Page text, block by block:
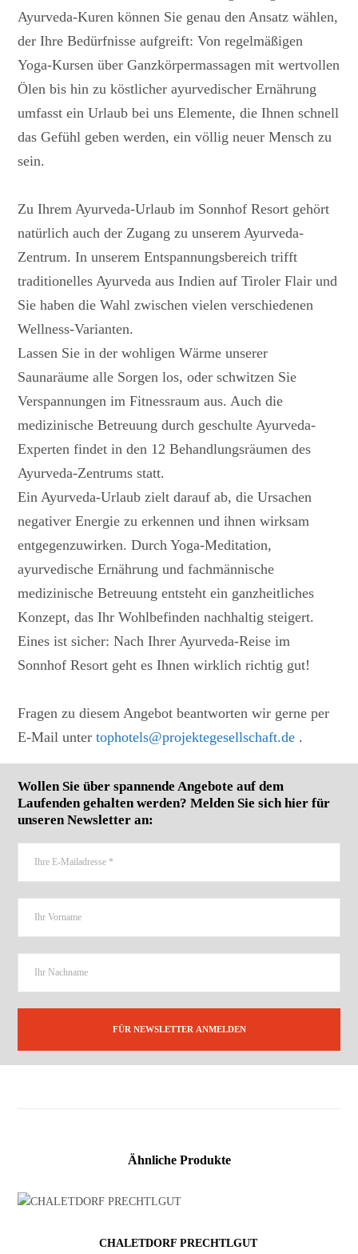
Ayurveda-Kuren können Sie genau den Ansatz wählen,
der Ihre Bedürfnisse aufgreift: Von regelmäßigen
Yoga-Kursen über Ganzkörpermassagen mit wertvollen
Ölen bis hin zu köstlicher ayurvedischer Ernährung
umfasst ein Urlaub bei uns Elemente, die Ihnen schnell
das Gefühl geben werden, ein völlig neuer Mensch zu
sein.
Zu Ihrem Ayurveda-Urlaub im Sonnhof Resort gehört
natürlich auch der Zugang zu unserem Ayurveda-
Zentrum. In unserem Entspannungsbereich trifft
traditionelles Ayurveda aus Indien auf Tiroler Flair und
Sie haben die Wahl zwischen vielen verschiedenen
Wellness-Varianten.
Lassen Sie in der wohligen Wärme unserer
Saunaräume alle Sorgen los, oder schwitzen Sie
Verspannungen im Fitnessraum aus. Auch die
medizinische Betreuung durch geschulte Ayurveda-
Experten findet in den 12 Behandlungsräumen des
Ayurveda-Zentrums statt.
Ein Ayurveda-Urlaub zielt darauf ab, die Ursachen
negativer Energie zu erkennen und ihnen wirksam
entgegenzuwirken. Durch Yoga-Meditation,
ayurvedische Ernährung und fachmännische
medizinische Betreuung entsteht ein ganzheitliches
Konzept, das Ihr Wohlbefinden nachhaltig steigert.
Eines ist sicher: Nach Ihrer Ayurveda-Reise im
Sonnhof Resort geht es Ihnen wirklich richtig gut!
Fragen zu diesem Angebot beantworten wir gerne per
E-Mail untertophotels@projektegesellschaft.de .
Wollen Sie über spannende Angebote auf dem
Laufenden gehalten werden? Melden Sie sich hier für
unseren Newsletter an:
Ähnliche Produkte
CHALETDORF PRECHTLGUT